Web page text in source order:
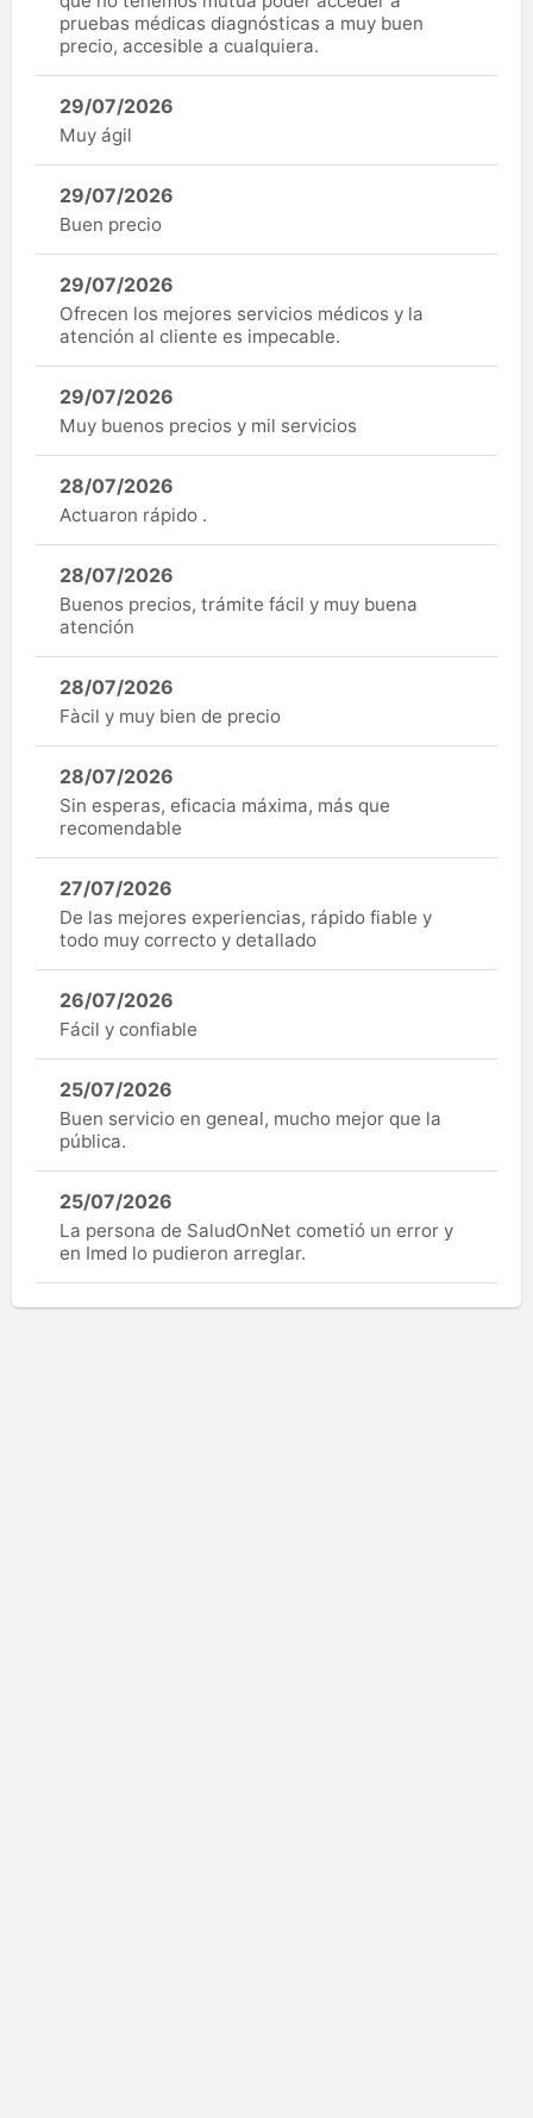
pruebas médicas diagnósticas a muy buen
precio, accesible a cualquiera.
29/07/2026
Muy ágil
29/07/2026
Buen precio
29/07/2026
Ofrecen los mejores servicios médicos y la
atención al cliente es impecable.
29/07/2026
Muy buenos precios y mil servicios
28/07/2026
Actuaron rápido .
28/07/2026
Buenos precios, trámite fácil y muy buena
atención
28/07/2026
Fàcil y muy bien de precio
28/07/2026
Sin esperas, eficacia máxima, más que
recomendable
27/07/2026
De las mejores experiencias, rápido fiable y
todo muy correcto y detallado
26/07/2026
Fácil y confiable
25/07/2026
Buen servicio en geneal, mucho mejor que la
pública.
25/07/2026
La persona de SaludOnNet cometió un error y
en Imed lo pudieron arreglar.